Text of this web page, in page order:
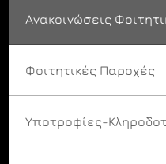
Ανακοινώσεις
Φοιτητικές Παροχές
Υποτροφίες-